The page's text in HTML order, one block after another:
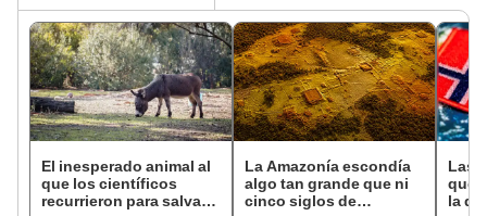
El inesperado animal al
que los científicos
recurrieron para salvar
La Amazonía escondía
algo tan grande que ni
cinco siglos de
Las
que
la de